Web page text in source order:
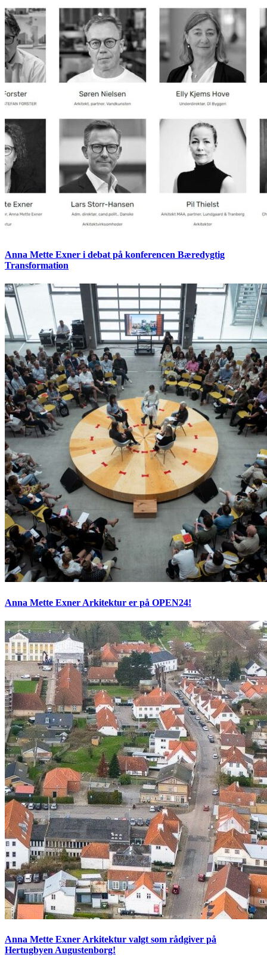
Anna Mette Exner i debat på konferencen Bæredygtig
Transformation
Anna Mette Exner Arkitektur er på OPEN24!
Anna Mette Exner Arkitektur valgt som rådgiver på
Hertugbyen Augustenborg!